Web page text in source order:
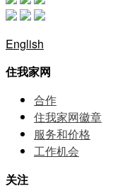
English
住我家网
合作
住我家网徽章
服务和价格
⼯作机会
关注